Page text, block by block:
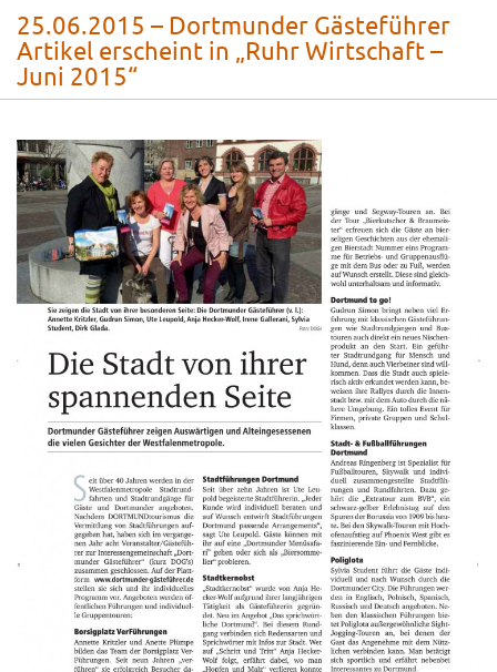
25.06.2015 – Dortmunder Gästeführer
Artikel erscheint in „Ruhr Wirtschaft –
Juni 2015“